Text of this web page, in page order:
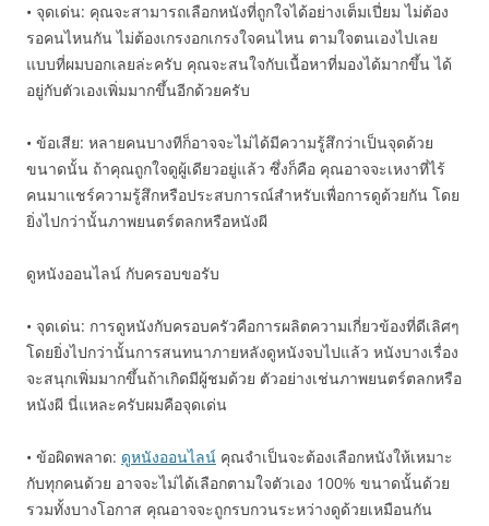
• จุดเด่น: คุณจะสามารถเลือกหนังที่ถูกใจได้อย่างเต็มเปี่ยม ไม่ต้อง
รอคนไหนกัน ไม่ต้องเกรงอกเกรงใจคนไหน ตามใจตนเองไปเลย
แบบที่ผมบอกเลยล่ะครับ คุณจะสนใจกับเนื้อหาที่มองได้มากขึ้น ได้
อยู่กับตัวเองเพิ่มมากขึ้นอีกด้วยครับ
• ข้อเสีย: หลายคนบางทีก็อาจจะไม่ได้มีความรู้สึกว่าเป็นจุดด้วย
ขนาดนั้น ถ้าคุณถูกใจดูผู้เดียวอยู่แล้ว ซึ่งก็คือ คุณอาจจะเหงาที่ไร้
คนมาแชร์ความรู้สึกหรือประสบการณ์สำหรับเพื่อการดูด้วยกัน โดย
ยิ่งไปกว่านั้นภาพยนตร์ตลกหรือหนังผี
ดูหนังออนไลน์ กับครอบขอรับ
• จุดเด่น: การดูหนังกับครอบครัวคือการผลิตความเกี่ยวข้องที่ดีเลิศๆ
โดยยิ่งไปกว่านั้นการสนทนาภายหลังดูหนังจบไปแล้ว หนังบางเรื่อง
จะสนุกเพิ่มมากขึ้นถ้าเกิดมีผู้ชมด้วย ตัวอย่างเช่นภาพยนตร์ตลกหรือ
หนังผี นี่แหละครับผมคือจุดเด่น
• ข้อผิดพลาด: ดูหนังออนไลน์ คุณจำเป็นจะต้องเลือกหนังให้เหมาะ
กับทุกคนด้วย อาจจะไม่ได้เลือกตามใจตัวเอง 100% ขนาดนั้นด้วย
รวมทั้งบางโอกาส คุณอาจจะถูกรบกวนระหว่างดูด้วยเหมือนกัน